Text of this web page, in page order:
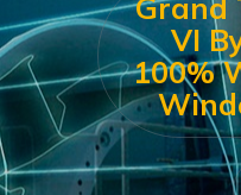
Grand
VI
100%